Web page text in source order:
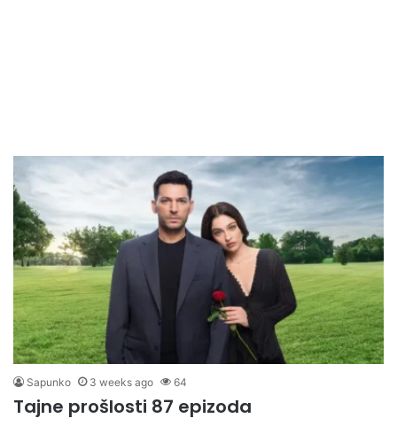
Sapunko 3 weeks ago 64
Tajne prošlosti 87 epizoda